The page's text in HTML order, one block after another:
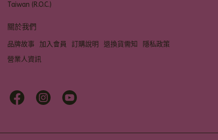
Taiwan (R.O.C.)
關於我們
品牌故事 加入會員 訂購說明 退換貨需知
隱私政策
營業人資訊